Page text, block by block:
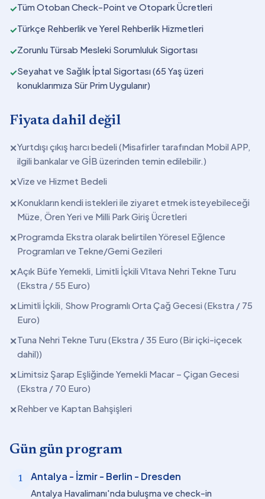
✓Tüm Otoban Check-Point ve Otopark Ücretleri
✓Türkçe Rehberlik ve Yerel Rehberlik Hizmetleri
✓Zorunlu Türsab Mesleki Sorumluluk Sigortası
✓Seyahat ve Sağlık İptal Sigortası (65 Yaş üzeri
konuklarımıza Sür Prim Uygulanır)
Fiyata dahil değil
✕Yurtdışı çıkış harcı bedeli (Misafirler tarafından Mobil APP,
ilgili bankalar ve GİB üzerinden temin edilebilir.)
✕Vize ve Hizmet Bedeli
✕Konukların kendi istekleri ile ziyaret etmek isteyebileceği
Müze, Ören Yeri ve Milli Park Giriş Ücretleri
✕Programda Ekstra olarak belirtilen Yöresel Eğlence
Programları ve Tekne/Gemi Gezileri
✕Açık Büfe Yemekli, Limitli İçkili Vltava Nehri Tekne Turu
(Ekstra / 55 Euro)
✕Limitli İçkili, Show Programlı Orta Çağ Gecesi (Ekstra / 75
Euro)
✕Tuna Nehri Tekne Turu (Ekstra / 35 Euro (Bir içki-içecek
dahil))
✕Limitsiz Şarap Eşliğinde Yemekli Macar – Çigan Gecesi
(Ekstra / 70 Euro)
✕Rehber ve Kaptan Bahşişleri
Gün gün program
1 Antalya - İzmir - Berlin - Dresden
Antalya Havalimanı'nda buluşma ve check-in